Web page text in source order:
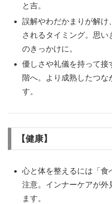
と吉。
誤解やわだかまりが解け
されるタイミング。思
のきっかけに。
優しさや礼儀を持って接
階へ。より成熟したつ
す。
【健康】
心と体を整えるには「食
注意。インナーケアが外
ます。